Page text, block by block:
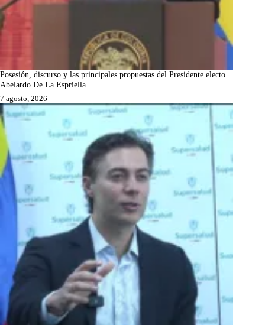
Posesión, discurso y las principales propuestas del Presidente electo
Abelardo De La Espriella
7 agosto, 2026